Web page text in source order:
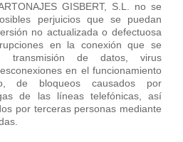
GISBERT, S.L. no se
perjuicios que se puedan
no actualizada o defectuosa
en la conexión que se
transmisión de datos, virus
en el funcionamiento
de bloqueos causados por
de las líneas telefónicas, así
por terceras personas mediante